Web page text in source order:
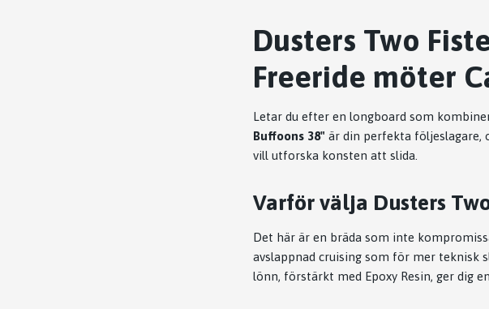
Dusters Two
Freeride möter
Letar du efter en longboard som
Buffoons 38" är din perfekta följeslagare,
vill utforska konsten att slida.
Varför välja Dusters
Det här är en bräda som inte
avslappnad cruising som för mer teknisk
lönn, förstärkt med Epoxy Resin, ger dig